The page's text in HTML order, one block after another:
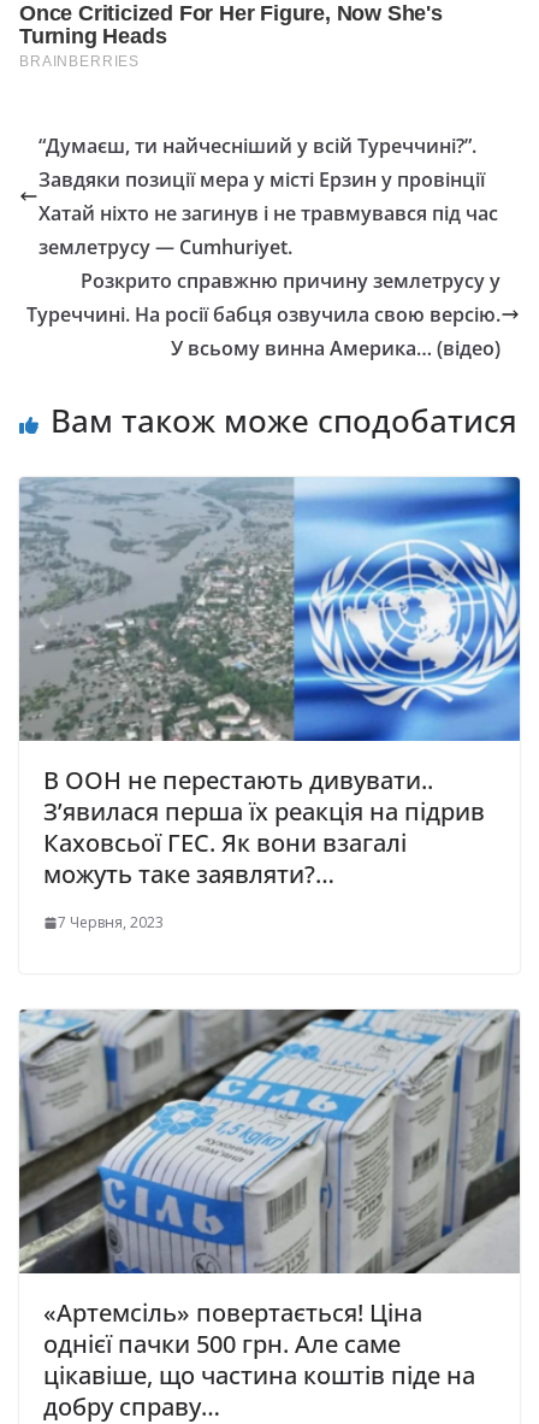
“Думаєш, ти найчесніший у всій Туреччині?”.
Завдяки позиції мера у місті Ерзин у провінції
Хатай ніхто не загинув і не травмувався під час
землетрусу — Cumhuriyet.
Розкрито справжню причину землетрусу у
Туреччині. На росії бабця озвучила свою версію.
У всьому винна Америка… (відео)
Вам також може сподобатися
В ООН не перестають дивувати..
З’явилася перша їх реакція на підрив
Каховсьої ГЕС. Як вони взагалі
можуть таке заявляти?…
7 Червня, 2023
«Артемсіль» повертається! Ціна
однієї пачки 500 грн. Але саме
цікавіше, що частина коштів піде на
добру справу…